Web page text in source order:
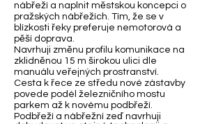
nábřeží a naplnit městskou koncepci o
pražských nábřežích. Tím, že se v
blízkosti řeky preferuje nemotorová a
pěší doprava.
Navrhuji změnu profilu komunikace na
zklidněnou 15 m širokou ulici dle
manuálu veřejných prostranství.
Cesta k řece ze středu nové zástavby
povede podél železničního mostu
parkem až k novému podbřeží.
Podbřeží a nábřežní zeď navrhuji